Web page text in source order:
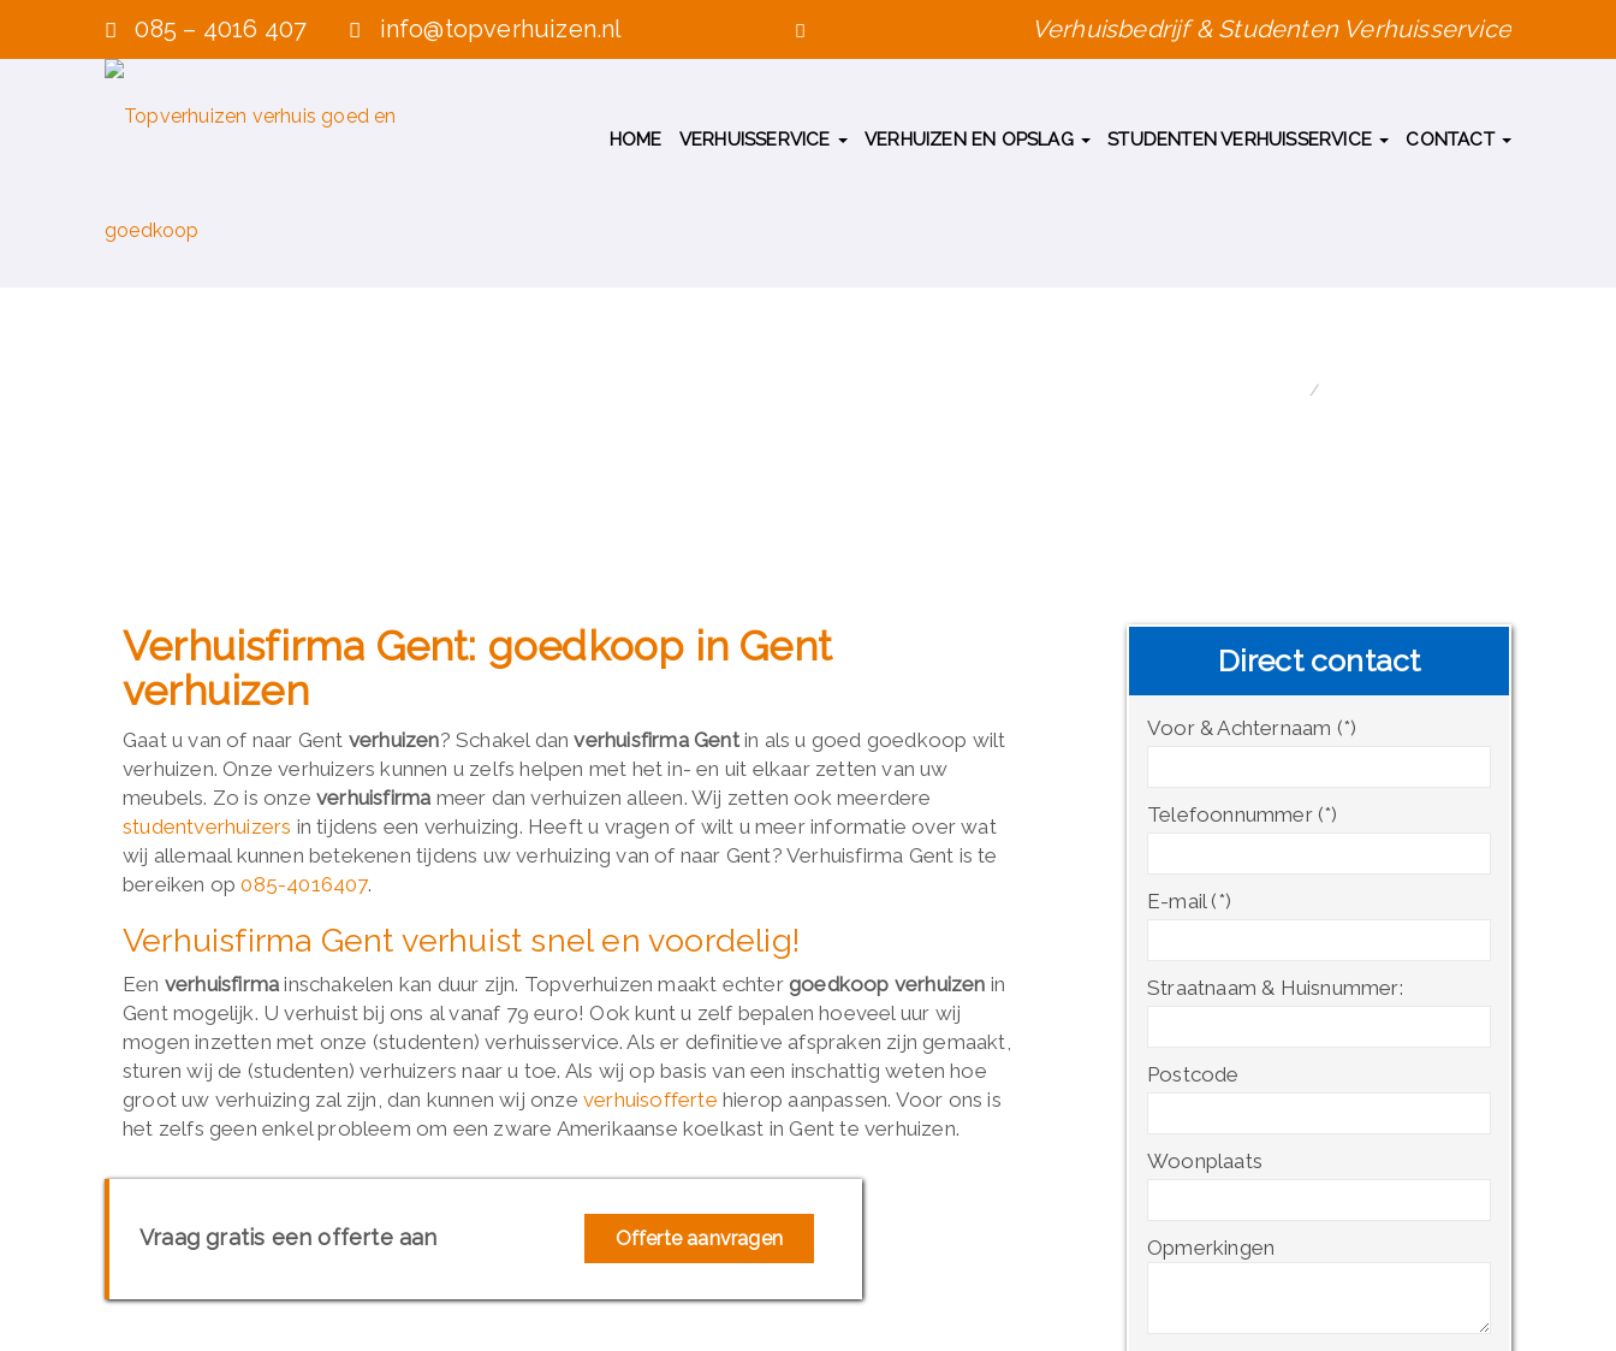
085 – 4016 407 info@topverhuizen.nl Verhuisbedrijf & Studenten Verhuisservice
HOME VERHUISSERVICE VERHUIZEN EN OPSLAG STUDENTEN VERHUISSERVICE CONTACT
Verhuisfirma Gent: goedkoop in Gent
verhuizen
Gaat u van of naar Gent verhuizen? Schakel danverhuisfirma Gentin als u goed goedkoop wilt
verhuizen. Onze verhuizers kunnen u zelfs helpen met het in- en uit elkaar zetten van uw
meubels. Zo is onze verhuisfirma meer dan verhuizen alleen. Wij zetten ook meerdere
studentverhuizers in tijdens een verhuizing. Heeft u vragen of wilt u meer informatie over wat
wij allemaal kunnen betekenen tijdens uw verhuizing van of naar Gent? Verhuisfirma Gent is te
bereiken op085-4016407.
Verhuisfirma Gent verhuist snel en voordelig!
Een verhuisfirma inschakelen kan duur zijn. Topverhuizen maakt echter goedkoop verhuizen in
Gent mogelijk. U verhuist bij ons al vanaf 79 euro! Ook kunt u zelf bepalen hoeveel uur wij
mogen inzetten met onze (studenten) verhuisservice. Als er definitieve afspraken zijn gemaakt,
sturen wij de (studenten) verhuizers naar u toe. Als wij op basis van een inschattig weten hoe
groot uw verhuizing zal zijn, dan kunnen wij onzeverhuisofferte hierop aanpassen. Voor ons is
het zelfs geen enkel probleem om een zware Amerikaanse koelkast in Gent te verhuizen.
Vraag gratis een offerte aan Offerte aanvragen
Direct contact
Voor & Achternaam (*)
Telefoonnummer (*)
E-mail (*)
Straatnaam & Huisnummer:
Postcode
Woonplaats
Opmerkingen